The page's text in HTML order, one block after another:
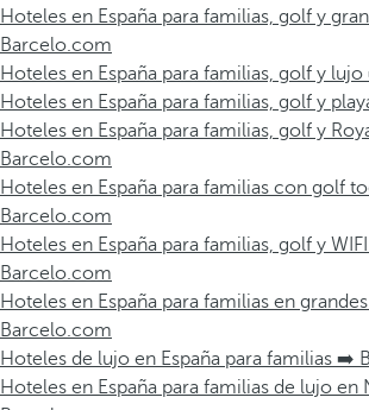
Hoteles en España para familias, golf y
Barcelo.com
Hoteles en España para familias, golf y
Hoteles en España para familias, golf y
Hoteles en España para familias, golf y
Barcelo.com
Hoteles en España para familias con golf
Barcelo.com
Hoteles en España para familias, golf y
Barcelo.com
Hoteles en España para familias en
Barcelo.com
Hoteles de lujo en España para familias ➡️
Hoteles en España para familias de lujo en